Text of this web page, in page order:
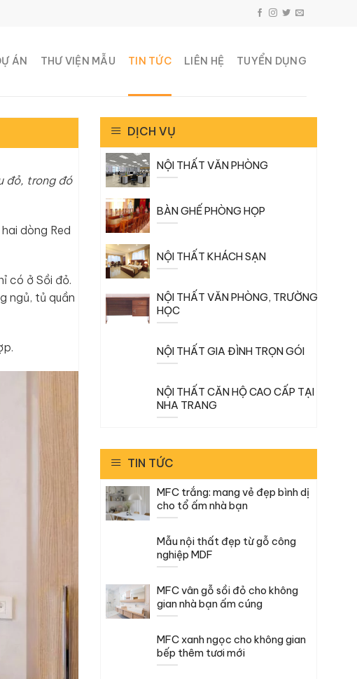
ÁN THƯ VIỆN MẪU TIN TỨC LIÊN HỆ TUYỂN DỤNG
đỏ, trong đó
dòng Red
có ở Sồi đỏ.
ngủ, tủ quần
DỊCH VỤ
NỘI THẤT VĂN PHÒNG
BÀN GHẾ PHÒNG HỌP
NỘI THẤT KHÁCH SẠN
NỘI THẤT VĂN PHÒNG, TRƯỜNG
HỌC
NỘI THẤT GIA ĐÌNH TRỌN GÓI
NỘI THẤT CĂN HỘ CAO CẤP TẠI
NHA TRANG
TIN TỨC
MFC trắng: mang vẻ đẹp bình dị
cho tổ ấm nhà bạn
Mẫu nội thất đẹp từ gỗ công
nghiệp MDF
MFC vân gỗ sồi đỏ cho không
gian nhà bạn ấm cúng
MFC xanh ngọc cho không gian
bếp thêm tươi mới